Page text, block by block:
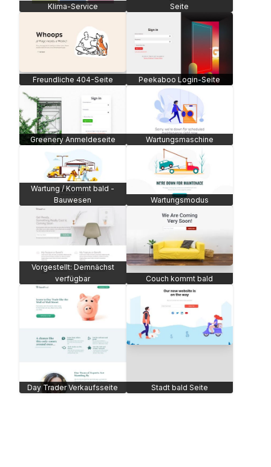
Klima-Service
Seite
Freundliche 404-Seite Peekaboo Login-Seite
Greenery Anmeldeseite Wartungsmaschine
Wartung / Kommt bald -
Bauwesen
Wartungsmodus
Vorgestellt: Demnächst
verfügbar
Couch kommt bald
Day Trader Verkaufsseite Stadt bald Seite